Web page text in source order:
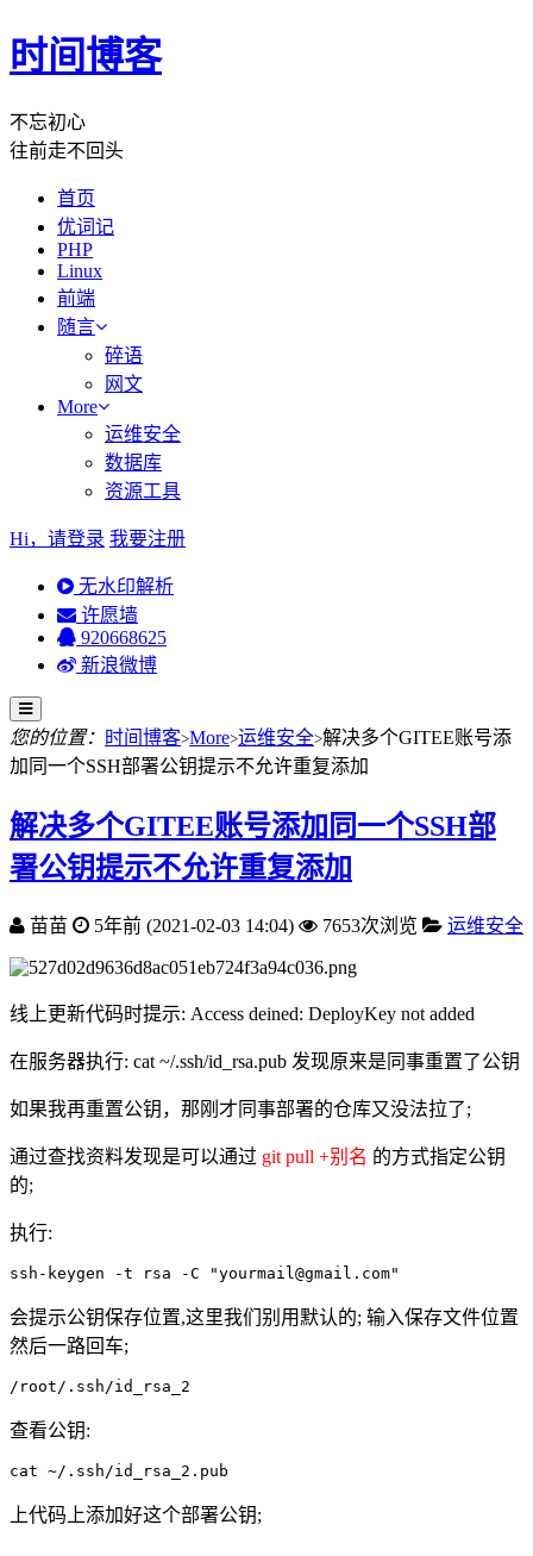
时间博客
不忘初心
往前走不回头
首页
优词记
PHP
Linux
前端
随言
碎语
网文
More
运维安全
数据库
资源工具
Hi，请登录 我要注册
无水印解析
许愿墙
920668625
新浪微博
您的位置： 时间博客>More>运维安全>解决多个GITEE账号添
加同一个SSH部署公钥提示不允许重复添加
解决多个GITEE账号添加同一个SSH部
署公钥提示不允许重复添加
苗苗 5年前 (2021-02-03 14:04) 7653次浏览 运维安全
线上更新代码时提示: Access deined: DeployKey not added
在服务器执行: cat ~/.ssh/id_rsa.pub 发现原来是同事重置了公钥
如果我再重置公钥，那刚才同事部署的仓库又没法拉了;
通过查找资料发现是可以通过 git pull +别名 的方式指定公钥
的;
执行:
ssh-keygen -t rsa -C "yourmail@gmail.com"
会提示公钥保存位置,这里我们别用默认的; 输入保存文件位置
然后一路回车;
/root/.ssh/id_rsa_2
查看公钥:
cat ~/.ssh/id_rsa_2.pub
上代码上添加好这个部署公钥;